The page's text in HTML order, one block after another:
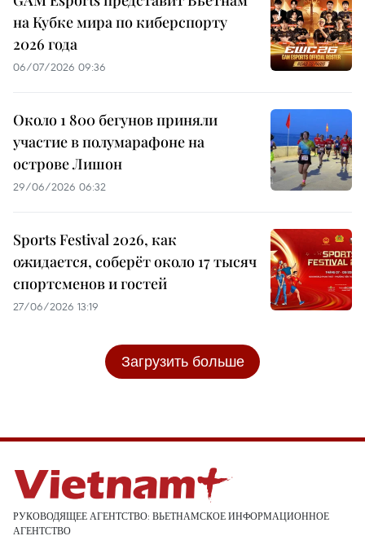
на Кубке мира по киберспорту
2026 года
06/07/2026 09:36
Около 1 800 бегунов приняли
участие в полумарафоне на
острове Лишон
29/06/2026 06:32
Sports Festival 2026, как
ожидается, соберёт около 17 тысяч
спортсменов и гостей
27/06/2026 13:19
Загрузить больше
РУКОВОДЯЩЕЕ АГЕНТСТВО: ВЬЕТНАМСКОЕ ИНФОРМАЦИОННОЕ
АГЕНТСТВО